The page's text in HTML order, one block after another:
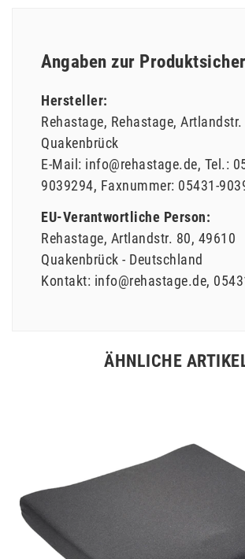
Angaben zur
Hersteller:
Rehastage Rehastage Artlandstr.
Quakenbrück
E-Mail: info@rehastage.de Tel.:
9039294 Faxnummer: 05431-
EU-Verantwortliche Person:
Rehastage Artlandstr. 80 49610
Quakenbrück
Deutschland
Kontakt: info@rehastage.de
ÄHNLICHE